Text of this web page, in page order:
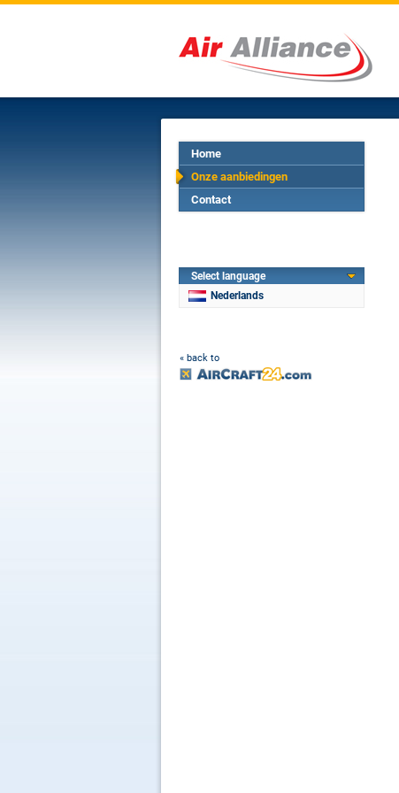
Home
Onze aanbiedingen
Contact
Select language
Nederlands
« back to